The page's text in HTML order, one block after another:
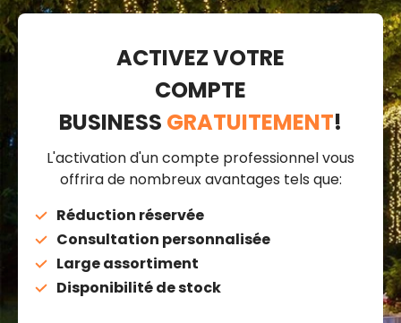
ACTIVEZ VOTRE
COMPTE
BUSINESS GRATUITEMENT!
L'activation d'un compte professionnel vous
offrira de nombreux avantages tels que:
Réduction réservée
Consultation personnalisée
Large assortiment
Disponibilité de stock